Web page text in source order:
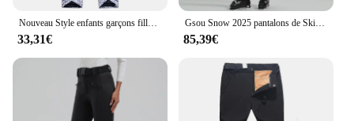
Nouveau Style enfants garçons filles pantalons de Ski de haute qualité coupe-vent imperméable pantalons de Ski enfants chaud hiver neige Snowboard pantalon
33,31€
Gsou Snow 2025 pantalons de Ski femmes hiver bavoir Double planche Ski élastique mince coupe-vent imperméable vêtements en plein air chaud neige pantalon
85,39€